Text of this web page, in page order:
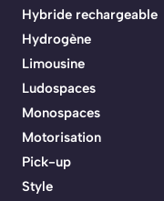
Hybride rechargeable
Hydrogène
Limousine
Ludospaces
Monospaces
Motorisation
Pick-up
Style